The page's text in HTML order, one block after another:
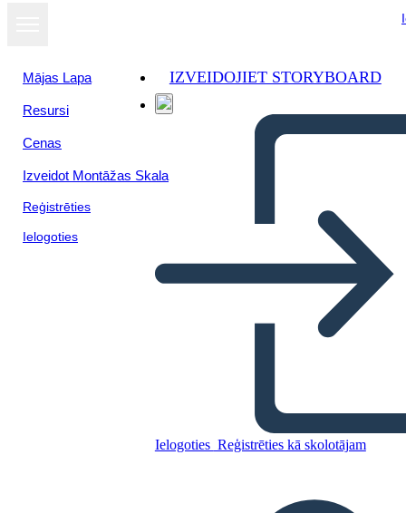
Mājas Lapa
Resursi
Cenas
Izveidot Montāžas Skala
Reģistrēties
Ielogoties
IZVEIDOJIET STORYBOARD
Ielogoties Reģistrēties kā skolotājam
Kopējiet šo stāstu tabulu
Skatīt kā
slaidrādi